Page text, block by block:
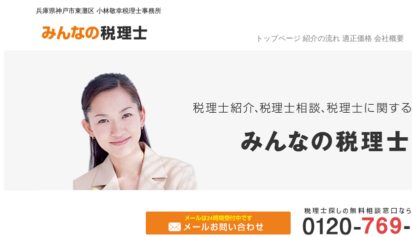
兵庫県神戸市東灘区 小林敬幸税理士事務所
トップページ 紹介の流れ 適正価格 会社概要